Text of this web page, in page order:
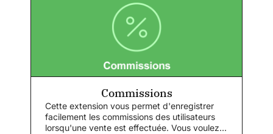
Commissions
Cette extension vous permet d'enregistrer
facilement les commissions des utilisateurs
lorsqu'une vente est effectuée. Vous voulez...